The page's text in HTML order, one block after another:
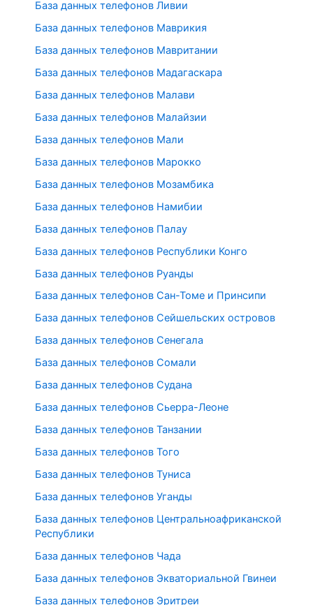
База данных телефонов Ливии
База данных телефонов Маврикия
База данных телефонов Мавритании
База данных телефонов Мадагаскара
База данных телефонов Малави
База данных телефонов Малайзии
База данных телефонов Мали
База данных телефонов Марокко
База данных телефонов Мозамбика
База данных телефонов Намибии
База данных телефонов Палау
База данных телефонов Республики Конго
База данных телефонов Руанды
База данных телефонов Сан-Томе и Принсипи
База данных телефонов Сейшельских островов
База данных телефонов Сенегала
База данных телефонов Сомали
База данных телефонов Судана
База данных телефонов Сьерра-Леоне
База данных телефонов Танзании
База данных телефонов Того
База данных телефонов Туниса
База данных телефонов Уганды
База данных телефонов Центральноафриканской
Республики
База данных телефонов Чада
База данных телефонов Экваториальной Гвинеи
База данных телефонов Эритреи